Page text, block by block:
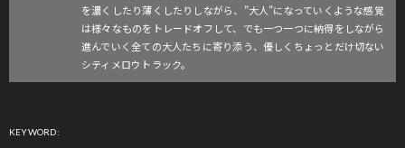
を濃くしたり薄くしたりしながら、”大人”になっていくような感覚
は様々なものをトレードオフして、でも一つ一つに納得をしながら
進んでいく全ての大人たちに寄り添う、優しくちょっとだけ切ない
シティメロウトラック。
KEYWORD: